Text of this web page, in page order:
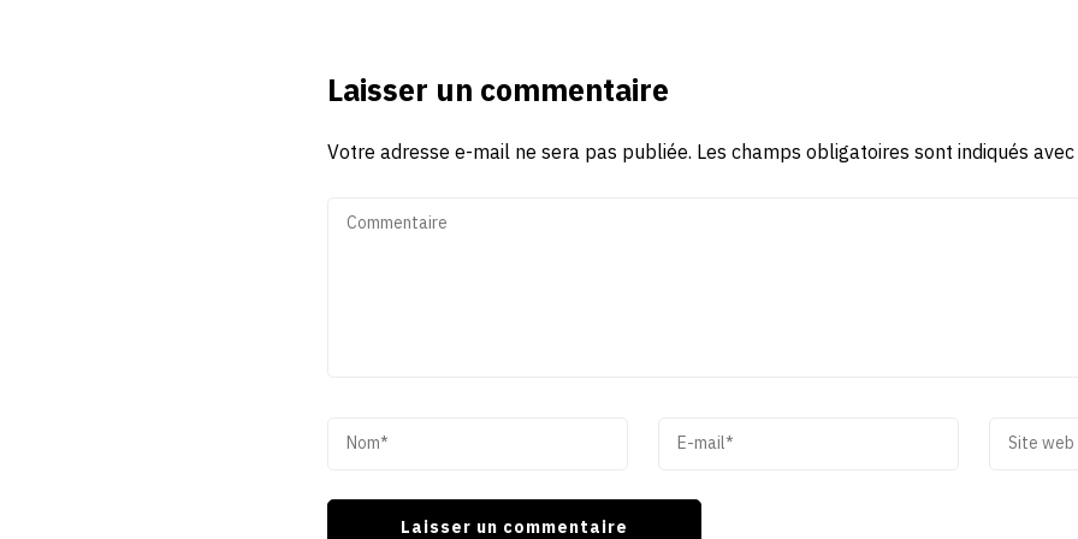
Laisser un commentaire
Votre adresse e-mail ne sera pas publiée. Les champs obligatoires sont indiqués avec